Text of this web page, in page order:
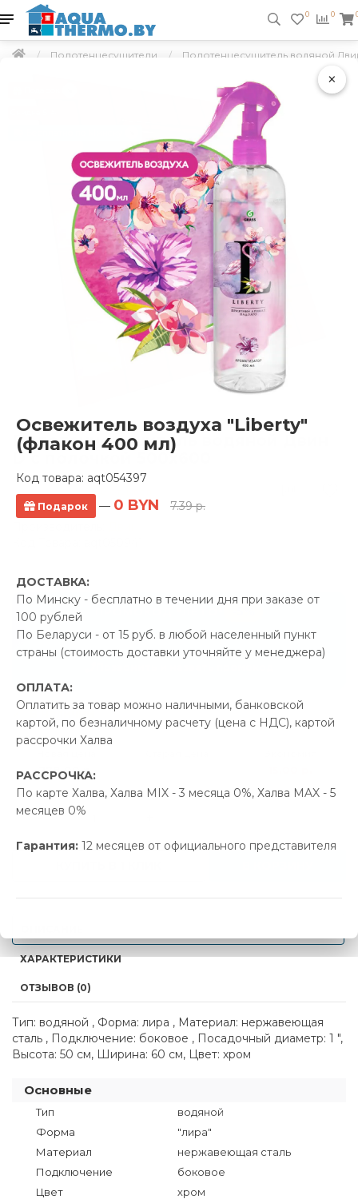
×
Освежитель воздуха "Liberty"
(флакон 400 мл)
Код товара: aqt054397
Подарок — 0 BYN 7.39 р.
ДОСТАВКА:
По Минску - бесплатно в течении дня при заказе от
100 рублей
По Беларуси - от 15 руб. в любой населенный пункт
страны (стоимость доставки уточняйте у менеджера)
ОПЛАТА:
Оплатить за товар можно наличными, банковской
картой, по безналичному расчету (цена с НДС), картой
рассрочки Халва
РАССРОЧКА:
По карте Халва, Халва MIX - 3 месяца 0%, Халва MAX - 5
месяцев 0%
Гарантия: 12 месяцев от официального представителя
0 0
Полотенцесушители Полотенцесушитель водяной
Полотенцесушитель водяной Двин
D с полочкой 500x600
-5%
Экономия15.00 р.
В наличии
278.00 р.
-
ХАРАКТЕРИСТИКИ
ОТЗЫВОВ (0)
Тип: водяной , Форма: лира , Материал: нержавеющая
сталь , Подключение: боковое , Посадочный диаметр: 1 ",
Высота: 50 см, Ширина: 60 см, Цвет: хром
Основные
Тип
водяной
Форма
"лира"
Материал
нержавеющая сталь
Подключение
боковое
Цвет
хром